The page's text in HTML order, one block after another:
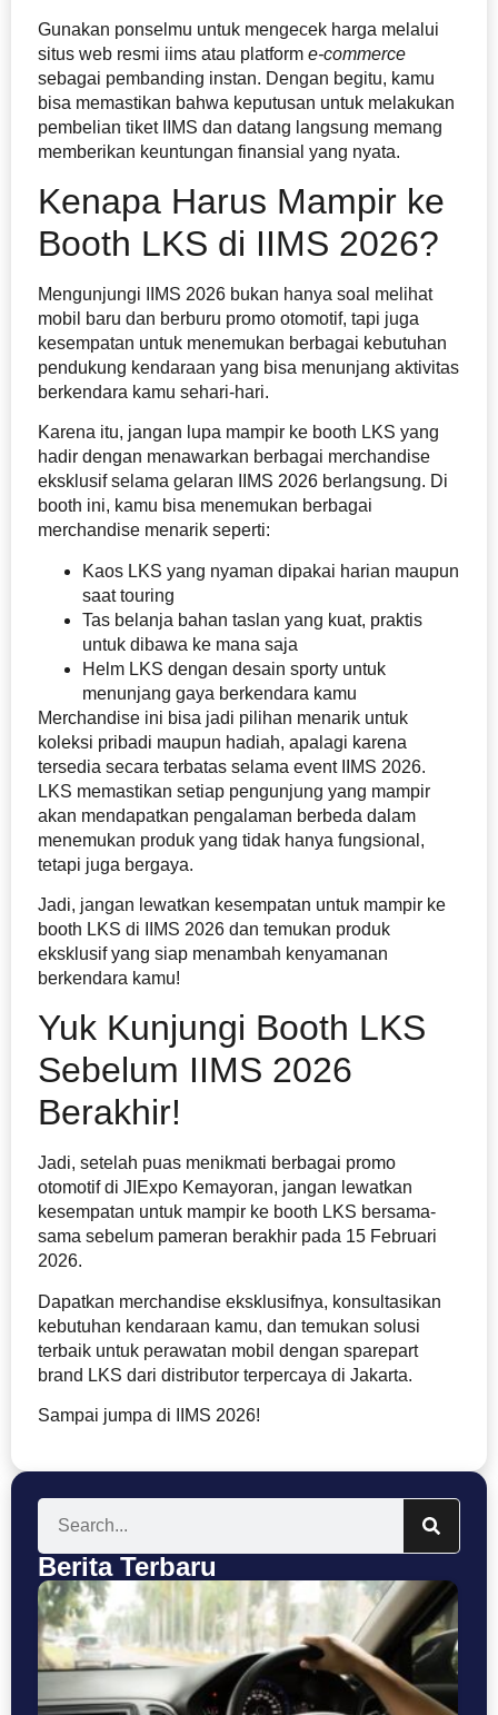
Gunakan ponselmu untuk mengecek harga melalui
situs web resmi iims atau platform e-commerce
sebagai pembanding instan. Dengan begitu, kamu
bisa memastikan bahwa keputusan untuk melakukan
pembelian tiket IIMS dan datang langsung memang
memberikan keuntungan finansial yang nyata.
Kenapa Harus Mampir ke
Booth LKS di IIMS 2026?
Mengunjungi IIMS 2026 bukan hanya soal melihat
mobil baru dan berburu promo otomotif, tapi juga
kesempatan untuk menemukan berbagai kebutuhan
pendukung kendaraan yang bisa menunjang aktivitas
berkendara kamu sehari-hari.
Karena itu, jangan lupa mampir ke booth LKS yang
hadir dengan menawarkan berbagai merchandise
eksklusif selama gelaran IIMS 2026 berlangsung. Di
booth ini, kamu bisa menemukan berbagai
merchandise menarik seperti:
Kaos LKS yang nyaman dipakai harian maupun
saat touring
Tas belanja bahan taslan yang kuat, praktis
untuk dibawa ke mana saja
Helm LKS dengan desain sporty untuk
menunjang gaya berkendara kamu
Merchandise ini bisa jadi pilihan menarik untuk
koleksi pribadi maupun hadiah, apalagi karena
tersedia secara terbatas selama event IIMS 2026.
LKS memastikan setiap pengunjung yang mampir
akan mendapatkan pengalaman berbeda dalam
menemukan produk yang tidak hanya fungsional,
tetapi juga bergaya.
Jadi, jangan lewatkan kesempatan untuk mampir ke
booth LKS di IIMS 2026 dan temukan produk
eksklusif yang siap menambah kenyamanan
berkendara kamu!
Yuk Kunjungi Booth LKS
Sebelum IIMS 2026
Berakhir!
Jadi, setelah puas menikmati berbagai promo
otomotif di JIExpo Kemayoran, jangan lewatkan
kesempatan untuk mampir ke booth LKS bersama-
sama sebelum pameran berakhir pada 15 Februari
2026.
Dapatkan merchandise eksklusifnya, konsultasikan
kebutuhan kendaraan kamu, dan temukan solusi
terbaik untuk perawatan mobil dengan sparepart
brand LKS dari distributor terpercaya di Jakarta.
Sampai jumpa di IIMS 2026!
Berita Terbaru